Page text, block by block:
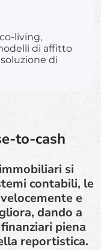
living,
di affitto
di
to-cash
si
contabili, le
e
dando a
piena
reportistica.